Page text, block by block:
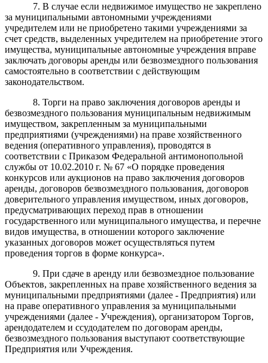
7. В случае если недвижимое имущество не закреплено
за муниципальными автономными учреждениями
учредителем или не приобретено такими учреждениями за
счет средств, выделенных учредителем на приобретение этого
имущества, муниципальные автономные учреждения вправе
заключать договоры аренды или безвозмездного пользования
самостоятельно в соответствии с действующим
законодательством.
8. Торги на право заключения договоров аренды и
безвозмездного пользования муниципальным недвижимым
имуществом, закрепленным за муниципальными
предприятиями (учреждениями) на праве хозяйственного
ведения (оперативного управления), проводятся в
соответствии с Приказом Федеральной антимонопольной
службы от 10.02.2010 г. № 67 «О порядке проведения
конкурсов или аукционов на право заключения договоров
аренды, договоров безвозмездного пользования, договоров
доверительного управления имуществом, иных договоров,
предусматривающих переход прав в отношении
государственного или муниципального имущества, и перечне
видов имущества, в отношении которого заключение
указанных договоров может осуществляться путем
проведения торгов в форме конкурса».
9. При сдаче в аренду или безвозмездное пользование
Объектов, закрепленных на праве хозяйственного ведения за
муниципальными предприятиями (далее - Предприятия) или
на праве оперативного управления за муниципальными
учреждениями (далее - Учреждения), организатором Торгов,
арендодателем и ссудодателем по договорам аренды,
безвозмездного пользования выступают соответствующие
Предприятия или Учреждения.